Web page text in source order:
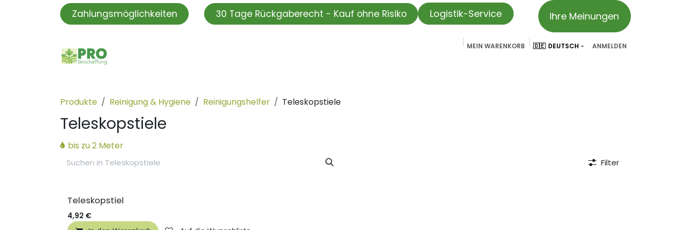
Zum Inhalt springen
Zahlungsmöglichkeiten 30 Tage Rückgaberecht - Kauf ohne Risiko Logistik-Service Ihre Meinungen
MEIN WARENKORB 🇩🇪 DEUTSCH ANMELDEN
Produkte Reinigung & Hygiene Reinigungshelfer Teleskopstiele
Teleskopstiele
bis zu 2 Meter
Filter
Teleskopstiel
4,92 €